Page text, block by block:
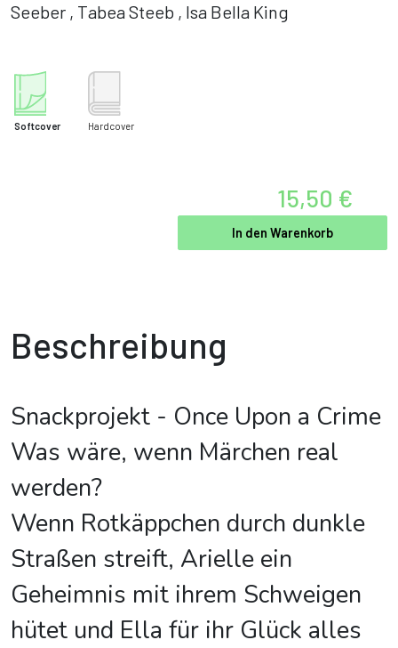
Seeber , Tabea Steeb , Isa Bella King
Softcover Hardcover
15,50 €
In den Warenkorb
Beschreibung
Snackprojekt - Once Upon a Crime
Was wäre, wenn Märchen real
werden?
Wenn Rotkäppchen durch dunkle
Straßen streift, Arielle ein
Geheimnis mit ihrem Schweigen
hütet und Ella für ihr Glück alles